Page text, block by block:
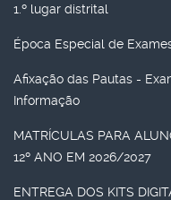
1.º lugar distrital
Época Especial de
Afixação das Pautas -
Informação
MATRÍCULAS PARA
12º ANO EM 2026/2027
ENTREGA DOS KITS